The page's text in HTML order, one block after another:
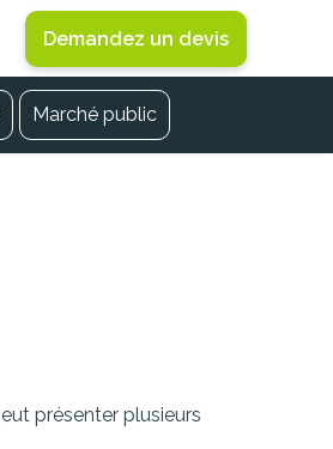
Demandez un devis
Marché public
présenter plusieurs